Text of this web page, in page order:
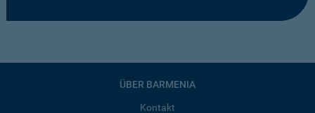
ÜBER BARMENIA
Kontakt